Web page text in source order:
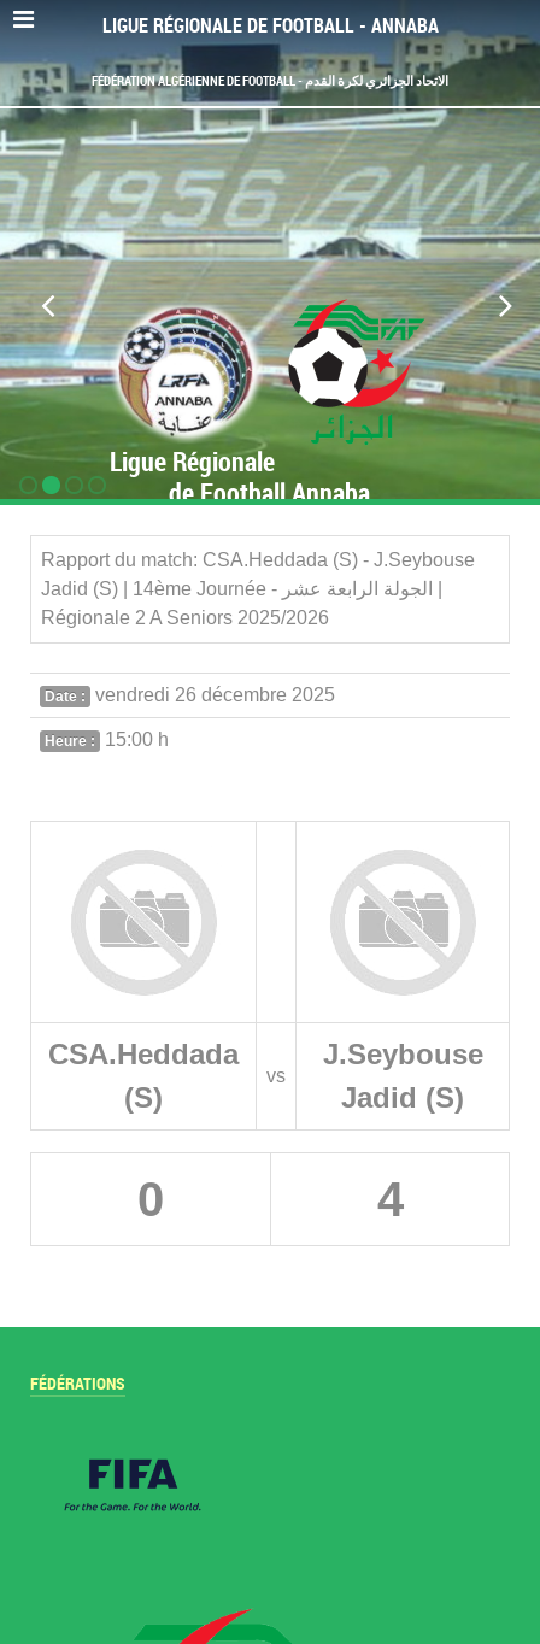
LIGUE RÉGIONALE DE FOOTBALL - ANNABA
FÉDÉRATION ALGÉRIENNE DE FOOTBALL - الاتحاد الجزائري لكرة القدم
Ligue Régionale
de Football Annaba
Rapport du match: CSA.Heddada (S) - J.Seybouse
Jadid (S) | 14ème Journée - الجولة الرابعة عشر |
Régionale 2 A Seniors 2025/2026
Date : vendredi 26 décembre 2025
Heure : 15:00 h
CSA.Heddada
(S)
vs
J.Seybouse
Jadid (S)
0 4
FÉDÉRATIONS